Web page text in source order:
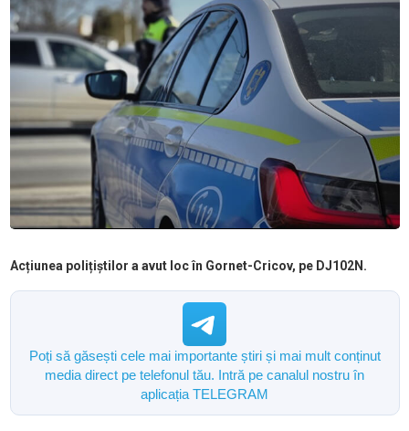
Acțiunea polițiștilor a avut loc în Gornet-Cricov, pe DJ102N.
Poți să găsești cele mai importante știri și mai mult conținut
media direct pe telefonul tău. Intră pe canalul nostru în
aplicația TELEGRAM